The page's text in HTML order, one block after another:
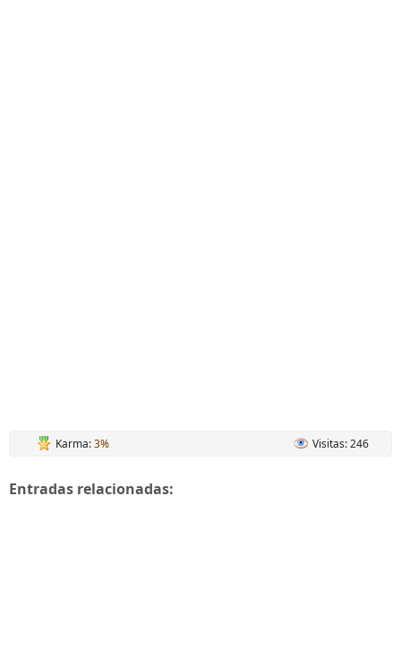
Karma:3% Visitas: 246
Entradas relacionadas: